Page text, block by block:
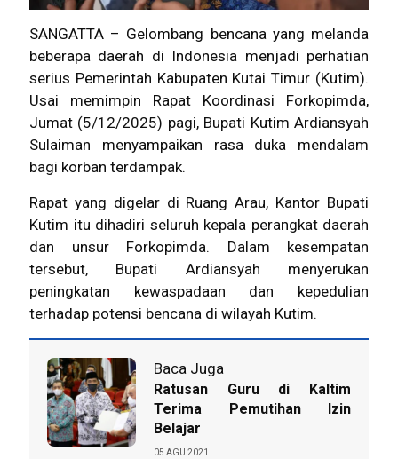
SANGATTA – Gelombang bencana yang melanda
beberapa daerah di Indonesia menjadi perhatian
serius Pemerintah Kabupaten Kutai Timur (Kutim).
Usai memimpin Rapat Koordinasi Forkopimda,
Jumat (5/12/2025) pagi, Bupati Kutim Ardiansyah
Sulaiman menyampaikan rasa duka mendalam
bagi korban terdampak.
Rapat yang digelar di Ruang Arau, Kantor Bupati
Kutim itu dihadiri seluruh kepala perangkat daerah
dan unsur Forkopimda. Dalam kesempatan
tersebut, Bupati Ardiansyah menyerukan
peningkatan kewaspadaan dan kepedulian
terhadap potensi bencana di wilayah Kutim.
Baca Juga
Ratusan Guru di Kaltim
Terima Pemutihan Izin
Belajar
05 AGU 2021